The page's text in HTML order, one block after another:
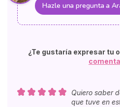
Hazle una pregunta a
¿Te gustaría expresar tu
Quiero saber
que tuve en